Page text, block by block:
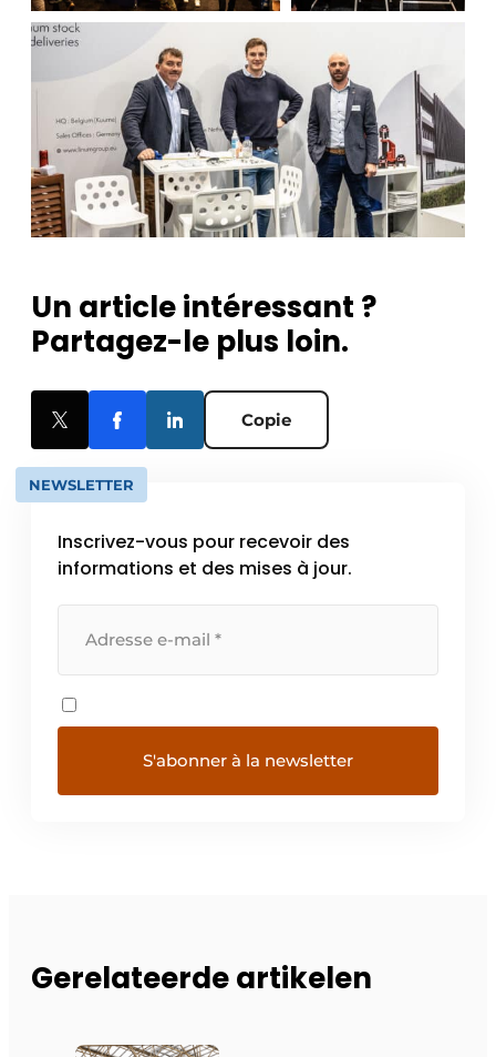
Un article intéressant ?
Partagez-le plus loin.
Copie
NEWSLETTER
Inscrivez-vous pour recevoir des
informations et des mises à jour.
Gerelateerde artikelen